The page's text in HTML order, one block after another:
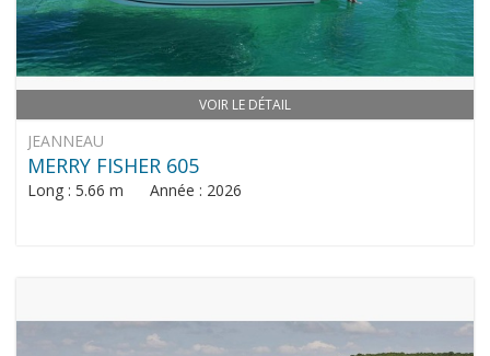
VOIR LE DÉTAIL
JEANNEAU
MERRY FISHER 605
Long : 5.66 m Année : 2026